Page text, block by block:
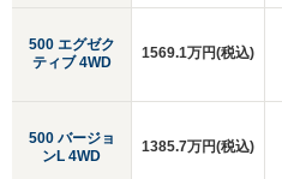
500 エグゼク
ティブ 4WD
500 バージョ
ンL 4WD
1569.1万円(税込)
1385.7万円(税込)